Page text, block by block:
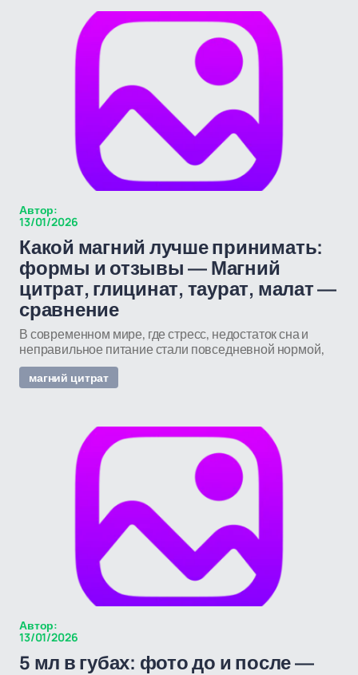
Автор:
13/01/2026
Какой магний лучше принимать:
формы и отзывы — Магний
цитрат, глицинат, таурат, малат —
сравнение
В современном мире, где стресс, недостаток сна и
неправильное питание стали повседневной нормой,
магний цитрат
Автор:
13/01/2026
5 мл в губах: фото до и после —